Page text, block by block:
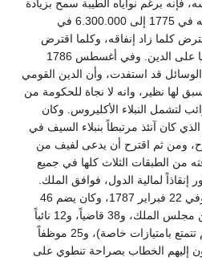
فإنه برغم نواياه الطيبة سمح بزيادة
نفقات بيته من 4.600.000 جنيه في 1775 إلى 6.300.000 في
يقترض كلما زاد إنفاقه، وكلما اقترض
ازدادت الفائدة التي يتعين دفعها على الدين. وفي أغسطس 1786
قد استفدت، وأن الدين القومي
لها نظير، وانه لا نجاة للحكومة من
لتشمل النبلاء الأكليروس. وكان
كان آنئذ مرتبطاً بنبلاء السيف في
ومن ثم اقترح أن يدعى لفيف من
من الطبقات الثلاث كلها في جميع
لمالية الدول، فوافق الملك.
والتأم شمل "مجلس الأعيان" وفي 22 فبراير 1787، وكان يضم 46
نبيلاً، و11 كنسياً، و12 عضواً من مجلس الملك، و38 قاضياً، و12 نائباً
من "أقطار الدولة" (وهي أقاليم تتمتع بامتيازات خاصة)، و25 موظفاً
144. ووجه كالون إليهم الخطاب بصراحة تنطوي على